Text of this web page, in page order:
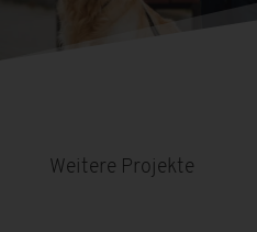
Weitere Projekte